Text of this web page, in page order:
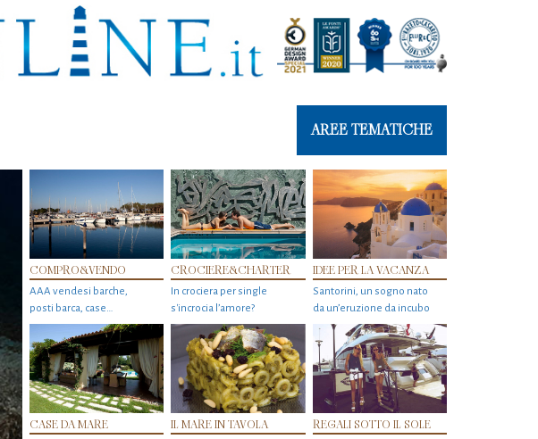
AREE TEMATICHE
COMPRO&VENDO
AAA vendesi barche,
posti barca, case…
CROCIERE&CHARTER
In crociera per single
s'incrocia l’amore?
IDEE PER LA VACANZA
Santorini, un sogno nato
da un’eruzione da incubo
CASE DA MARE IL MARE IN TAVOLA REGALI SOTTO IL SOLE